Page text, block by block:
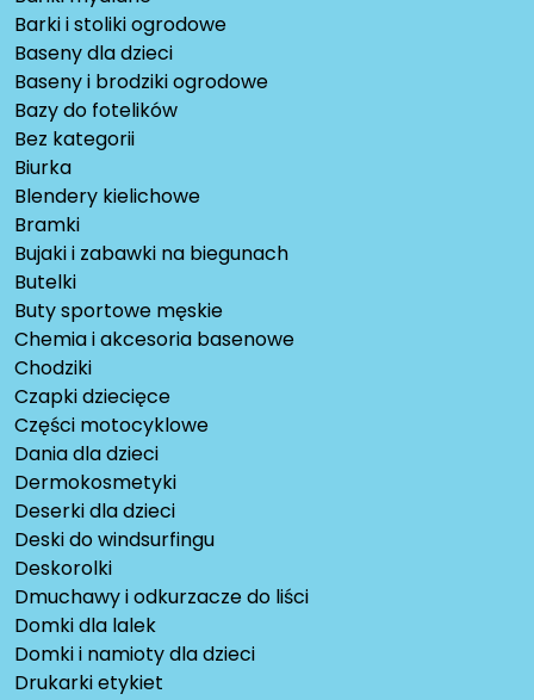
Barki i stoliki ogrodowe
Baseny dla dzieci
Baseny i brodziki ogrodowe
Bazy do fotelików
Bez kategorii
Biurka
Blendery kielichowe
Bramki
Bujaki i zabawki na biegunach
Butelki
Buty sportowe męskie
Chemia i akcesoria basenowe
Chodziki
Czapki dziecięce
Części motocyklowe
Dania dla dzieci
Dermokosmetyki
Deserki dla dzieci
Deski do windsurfingu
Deskorolki
Dmuchawy i odkurzacze do liści
Domki dla lalek
Domki i namioty dla dzieci
Drukarki etykiet